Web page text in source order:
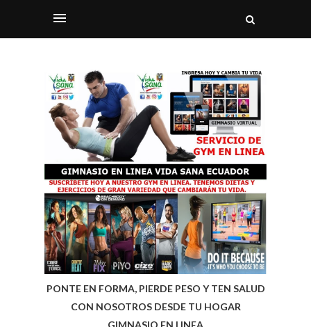
PONTE EN FORMA, PIERDE PESO Y TEN SALUD
CON NOSOTROS DESDE TU HOGAR